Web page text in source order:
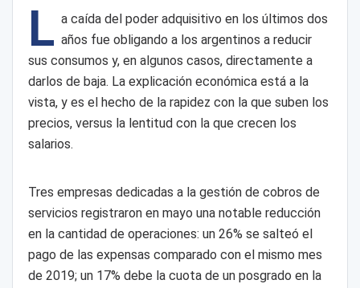
L a caída del poder adquisitivo en los últimos dos
años fue obligando a los argentinos a reducir
sus consumos y, en algunos casos, directamente a
darlos de baja. La explicación económica está a la
vista, y es el hecho de la rapidez con la que suben los
precios, versus la lentitud con la que crecen los
salarios.
Tres empresas dedicadas a la gestión de cobros de
servicios registraron en mayo una notable reducción
en la cantidad de operaciones: un 26% se salteó el
pago de las expensas comparado con el mismo mes
de 2019; un 17% debe la cuota de un posgrado en la